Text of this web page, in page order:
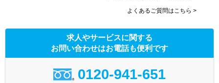
よくあるご質問はこちら >
求人やサービスに関する
お問い合わせはお電話も便利です
0120-941-651